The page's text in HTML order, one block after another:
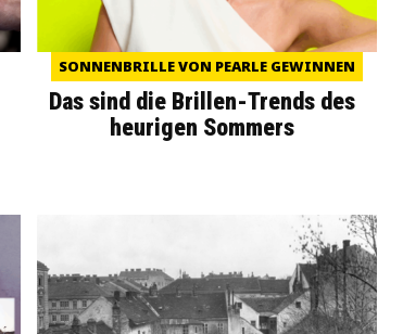
SONNENBRILLE VON PEARLE GEWINNEN
Das sind die Brillen-Trends des
heurigen Sommers